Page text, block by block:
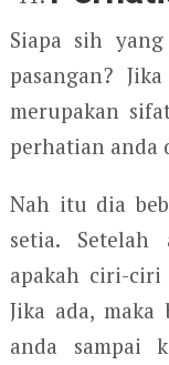
Siapa sih
pasangan?
merupakan
perhatian anda
Nah itu dia
setia. Setelah
apakah ciri-ciri
Jika ada,
anda sampai